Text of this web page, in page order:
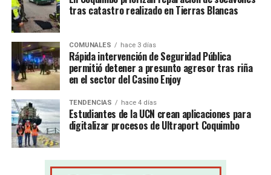
tras catastro realizado en Tierras Blancas
COMUNALES hace 3 días
Rápida intervención de Seguridad Pública
permitió detener a presunto agresor tras riña
en el sector del Casino Enjoy
TENDENCIAS hace 4 días
Estudiantes de la UCN crean aplicaciones para
digitalizar procesos de Ultraport Coquimbo